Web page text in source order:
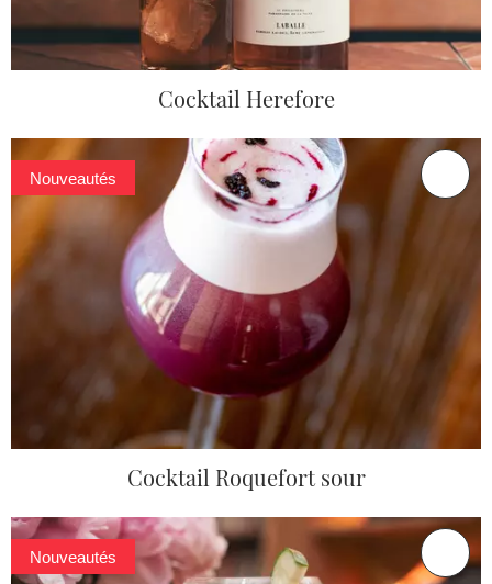
Cocktail Herefore
Nouveautés
Cocktail Roquefort sour
Nouveautés